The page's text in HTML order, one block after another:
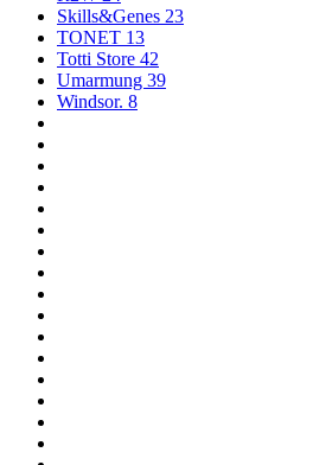
Skills&Genes 23
TONET 13
Totti Store 42
Umarmung 39
Windsor. 8